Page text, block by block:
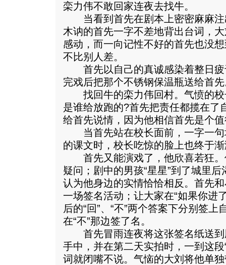
栾力伟不敢回家连夜去找牛。
当看到首先在剧本上密密麻麻注
木讷的首先一字不差地背出台词，
感动，而一向记性不好的首先也没
不比别人差。
首先以自己的真诚感染着整日疲
完戏后把那个不锈钢保温瓶送给首
找回牛的栾力伟回村。气愤的校
是谁给放跑的?首先把责任都揽在了
给首先说情，因为他相信首先是个
当首先站在校长面前，一字一句
的课文时，校长吃惊的脸上也终于
首先又能演戏了，他欣喜若狂。
疑问；剧中的男孩“星星”到了城里
认为他身边的实情恰恰相反。首先
一场签名活动；让大家在“如果你进
后的“回”、“不”两个答案下分别签
在“不”那边签了名。
首先冒雨连夜将这张签名纸送到
手中，并在第二天实拍时，一到这
词就闭嘴不说。气恼的大刘将他单